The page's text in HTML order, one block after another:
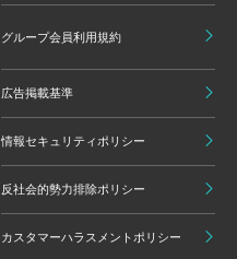
グループ会員利用規約
広告掲載基準
情報セキュリティポリシー
反社会的勢力排除ポリシー
カスタマーハラスメントポリシー